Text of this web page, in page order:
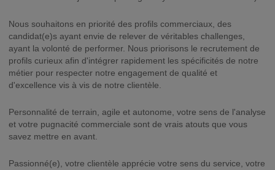
Nous souhaitons en priorité des profils commerciaux, des
candidat(e)s ayant envie de relever de véritables challenges,
ayant la volonté de performer. Nous priorisons le recrutement de
profils curieux afin d'intégrer rapidement les spécificités de notre
métier pour respecter notre engagement de qualité et
d'excellence vis à vis de notre clientèle.
Personnalité de terrain, agile et autonome, votre sens de l'analyse
et votre pugnacité commerciale sont de vrais atouts que vous
savez mettre en avant.
Passionné(e), votre clientèle apprécie votre sens du service, votre